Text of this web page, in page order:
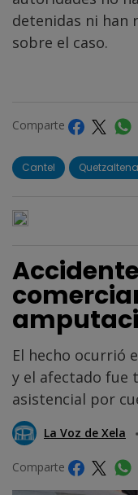
detenidas ni han
sobre el caso.
Comparte
Cantel
El hecho ocurrió
y el afectado fue
asistencial por
La Voz de Xela
Comparte